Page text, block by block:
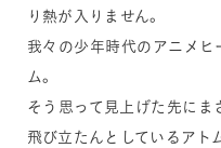
り熱が入りません。
我々の少年時代のアニメヒ
ム。
そう思って見上げた先にま
飛び立たんとしているアト